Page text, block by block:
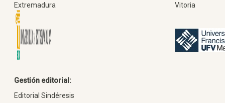
Extremadura
Vitoria
Gestión editorial:
Editorial Sindéresis